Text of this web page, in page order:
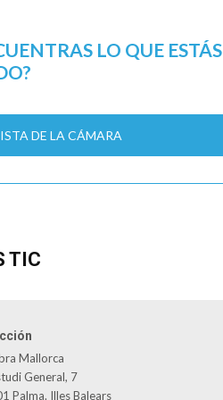
LO QUE ESTÁS
DE LA CÁMARA
TIC
Mallorca
General, 7
Palma. Illes Balears